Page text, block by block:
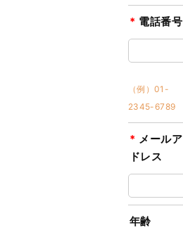
* 電話番号
（例）01-
2345-6789
* メールア
ドレス
年齢